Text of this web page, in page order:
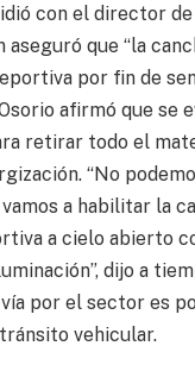
con el director de
aseguró que “la
por fin de
afirmó que se
retirar todo el
“No
a habilitar la
a cielo abierto
dijo a
por el sector es
vehicular.